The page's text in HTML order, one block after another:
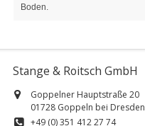
Boden.
Stange & Roitsch GmbH
Goppelner Hauptstraße 20
01728 Goppeln bei Dresden
+49 (0) 351 412 27 74